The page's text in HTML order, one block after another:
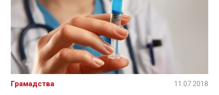
Грамадства 11.07.2018